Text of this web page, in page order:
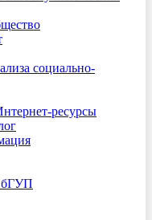
социально-
ресурсы